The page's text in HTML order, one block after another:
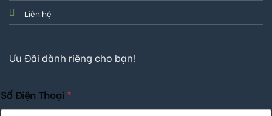
Liên hệ
Ưu Đãi dành riêng cho bạn!
Số Điện Thoại *